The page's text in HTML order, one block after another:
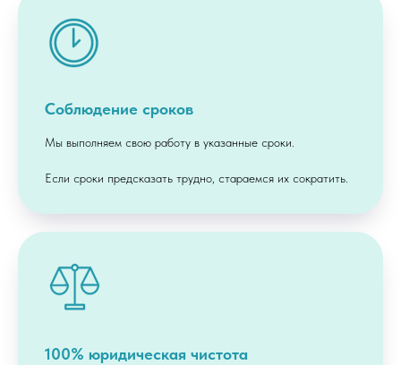
Соблюдение сроков
Мы выполняем свою работу в указанные сроки.
Если сроки предсказать трудно, стараемся их сократить.
100% юридическая чистота